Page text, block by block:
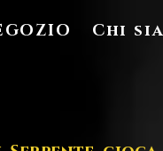
Chi